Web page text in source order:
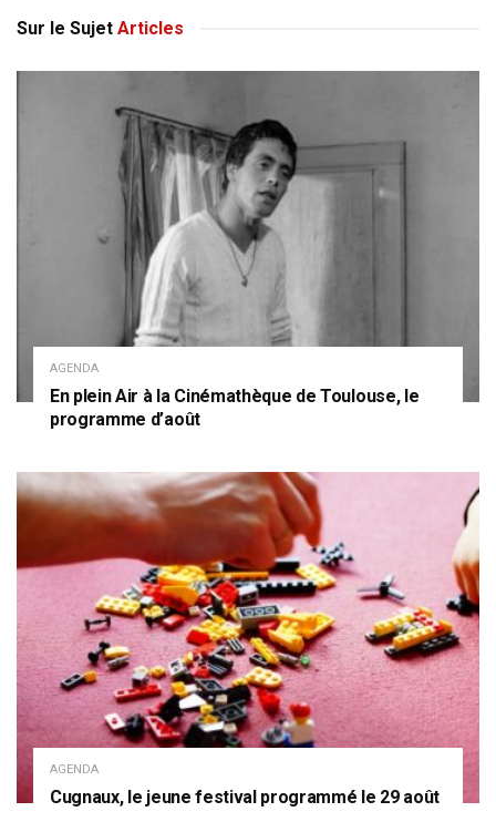
Sur le Sujet Articles
AGENDA
En plein Air à la Cinémathèque de Toulouse, le
programme d’août
AGENDA
Cugnaux, le jeune festival programmé le 29 août